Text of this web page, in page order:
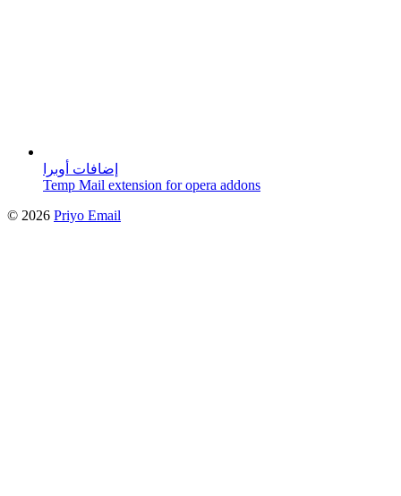
إضافات أوبرا
Temp Mail extension for opera addons
© 2026 Priyo Email